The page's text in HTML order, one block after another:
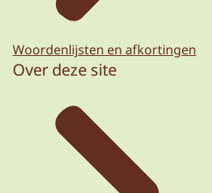
Woordenlijsten en afkortingen
Over deze site